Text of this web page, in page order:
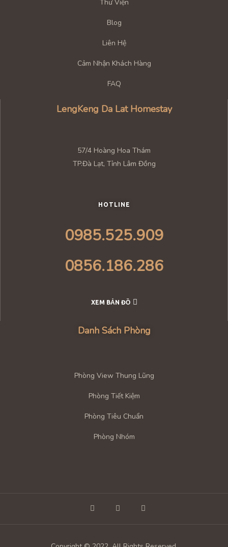
Thư Viện
Blog
Liên Hệ
Cảm Nhận Khách Hàng
FAQ
LengKeng Da Lat Homestay
57/4 Hoàng Hoa Thám
TP.Đà Lạt, Tỉnh Lâm Đồng
HOTLINE
0985.525.909
0856.186.286
XEM BẢN ĐỒ
Danh Sách Phòng
Phòng View Thung Lũng
Phòng Tiết Kiệm
Phòng Tiêu Chuẩn
Phòng Nhóm